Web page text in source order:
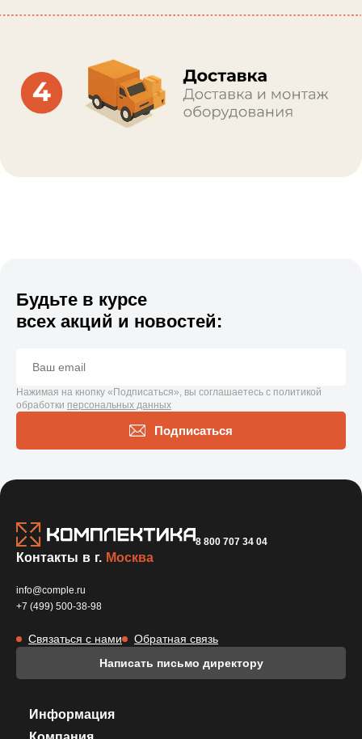
Будьте в курсе
всех акций и новостей:
Нажимая на кнопку «Подписаться», вы соглашаетесь с политикой
обработки персональных данных
Подписаться
8 800 707 34 04
Написать письмо директору
Информация
Контакты в г. Москва
info@comple.ru
+7 (499) 500-38-98
Связаться с нами Обратная связь